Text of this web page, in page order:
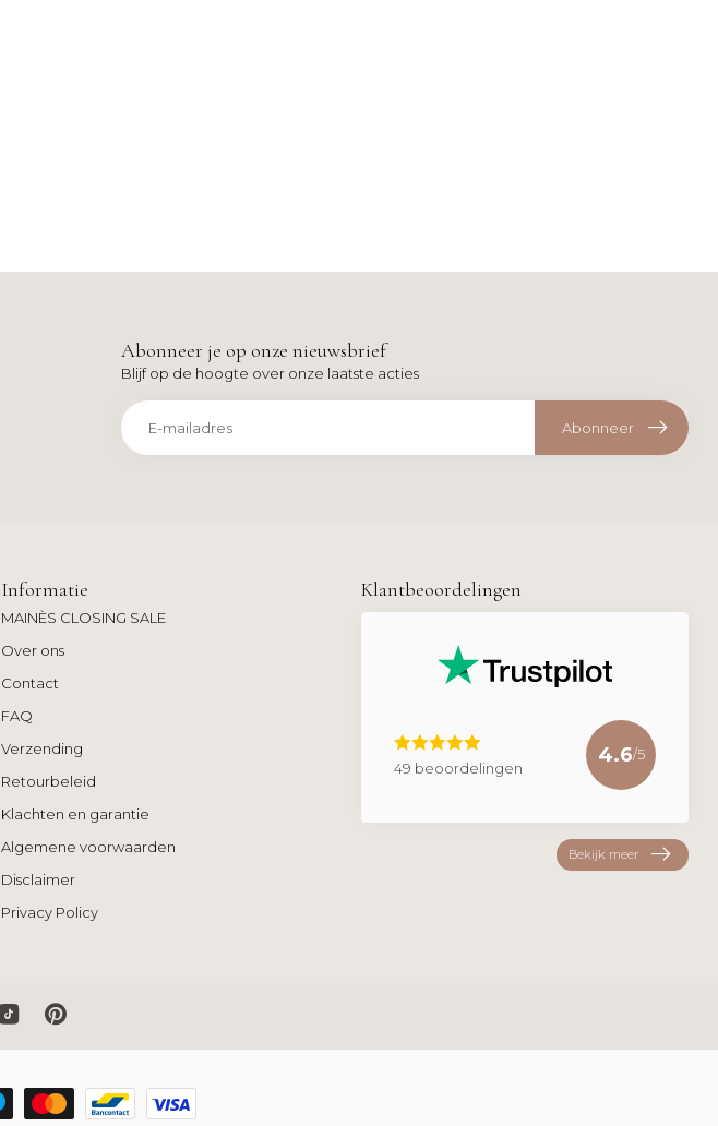
Abonneer je op onze nieuwsbrief
Blijf op de hoogte over onze laatste acties
Abonneer
Informatie
MAINÈS CLOSING SALE
Over ons
Contact
FAQ
Verzending
Retourbeleid
Klachten en garantie
Algemene voorwaarden
Disclaimer
Privacy Policy
Klantbeoordelingen
49 beoordelingen
4.6/5
Bekijk meer